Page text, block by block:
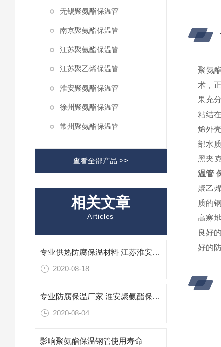
无锡聚氨酯保温管
南京聚氨酯保温管
江苏聚氨酯保温管
江苏聚乙烯保温管
淮安聚氨酯保温管
徐州聚氨酯保温管
常州聚氨酯保温管
查看全部产品 >>
相关文章
Articles
专业供热防腐保温材料 江苏淮安聚氨酯保温管生产厂家
2020-08-18
专业防腐保温厂家 淮安聚氨酯保温管规格 国标保温管
2020-08-04
影响聚氨酯保温钢管使用寿命
聚氨
术，
果充
粘结
烯外
部水
黑夹
温管
聚乙
质的
高寒
良好
好的